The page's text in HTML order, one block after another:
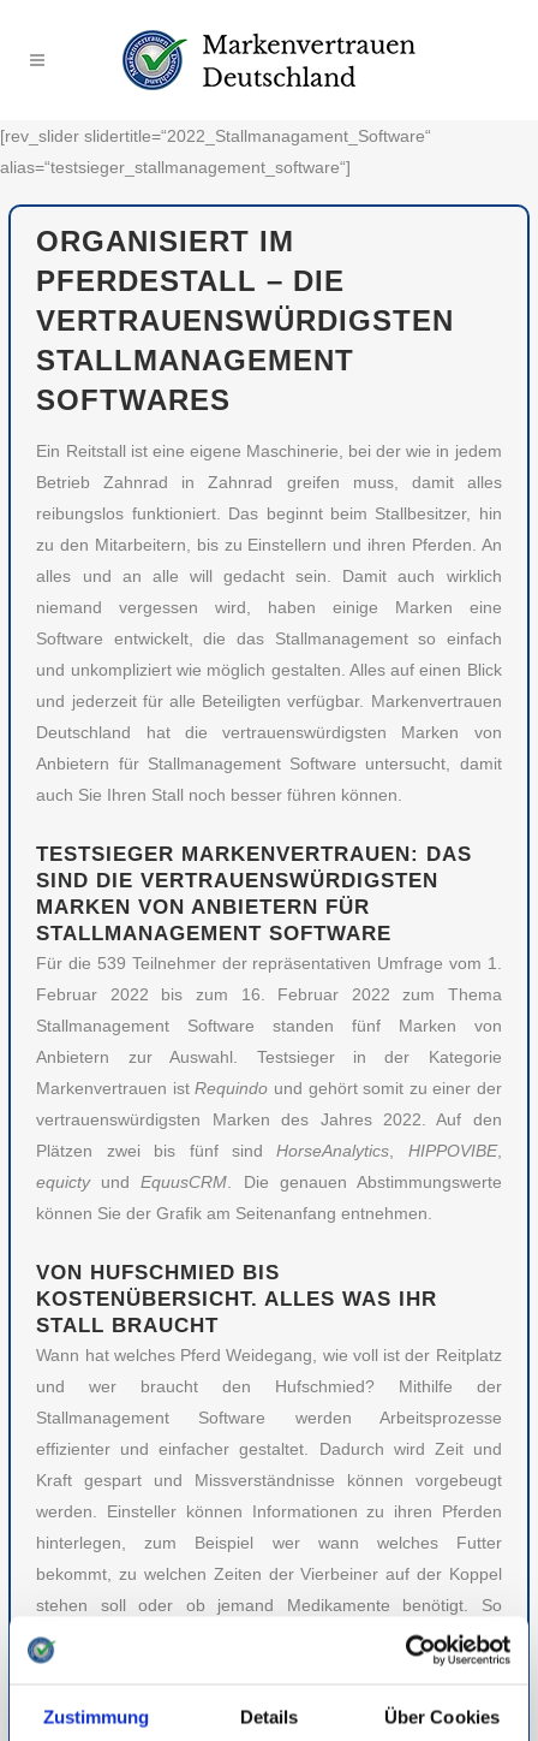
Zustimmung Details Über Cookies
[rev_slider slidertitle=“2022_Stallmanagament_Software“
alias=“testsieger_stallmanagement_software“]
ORGANISIERT IM
PFERDESTALL – DIE
VERTRAUENSWÜRDIGSTEN
STALLMANAGEMENT
SOFTWARES
Ein Reitstall ist eine eigene Maschinerie, bei der wie in jedem
Betrieb Zahnrad in Zahnrad greifen muss, damit alles
reibungslos funktioniert. Das beginnt beim Stallbesitzer, hin
zu den Mitarbeitern, bis zu Einstellern und ihren Pferden. An
alles und an alle will gedacht sein. Damit auch wirklich
niemand vergessen wird, haben einige Marken eine
Software entwickelt, die das Stallmanagement so einfach
und unkompliziert wie möglich gestalten. Alles auf einen Blick
und jederzeit für alle Beteiligten verfügbar. Markenvertrauen
Deutschland hat die vertrauenswürdigsten Marken von
Anbietern für Stallmanagement Software untersucht, damit
auch Sie Ihren Stall noch besser führen können.
TESTSIEGER MARKENVERTRAUEN: DAS
SIND DIE VERTRAUENSWÜRDIGSTEN
MARKEN VON ANBIETERN FÜR
STALLMANAGEMENT SOFTWARE
Für die 539 Teilnehmer der repräsentativen Umfrage vom 1.
Februar 2022 bis zum 16. Februar 2022 zum Thema
Stallmanagement Software standen fünf Marken von
Anbietern zur Auswahl. Testsieger in der Kategorie
Markenvertrauen istRequindo und gehört somit zu einer der
vertrauenswürdigsten Marken des Jahres 2022. Auf den
Plätzen zwei bis fünf sindHorseAnalytics HIPPOVIBE,
equictyundEquusCRM . Die genauen Abstimmungswerte
können Sie der Grafik am Seitenanfang entnehmen.
VON HUFSCHMIED BIS
KOSTENÜBERSICHT. ALLES WAS IHR
STALL BRAUCHT
Wann hat welches Pferd Weidegang, wie voll ist der Reitplatz
und wer braucht den Hufschmied? Mithilfe der
Stallmanagement Software werden Arbeitsprozesse
effizienter und einfacher gestaltet. Dadurch wird Zeit und
Kraft gespart und Missverständnisse können vorgebeugt
werden. Einsteller können Informationen zu ihren Pferden
hinterlegen, zum Beispiel wer wann welches Futter
bekommt, zu welchen Zeiten der Vierbeiner auf der Koppel
stehen soll oder ob jemand Medikamente benötigt. So
wissen Sie und Ihre Mitarbeiter immer, welche Aufgaben
anstehen und Sie können so Prozesse zusammenlegen und
Zusätzlich zu allen Arbeiten rund ums Pferd verfügen die